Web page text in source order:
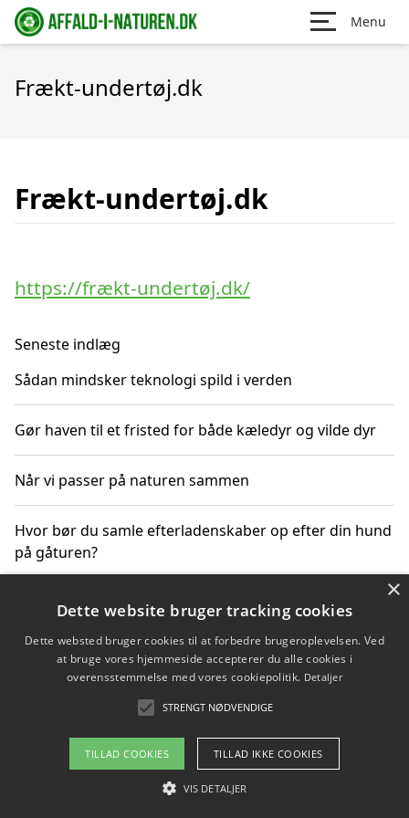
Menu
Frækt-undertøj.dk
Frækt-undertøj.dk
https://frækt-undertøj.dk/
Seneste indlæg
Sådan mindsker teknologi spild i verden
Gør haven til et fristed for både kæledyr og vilde dyr
Når vi passer på naturen sammen
Hvor bør du samle efterladenskaber op efter din hund
på gåturen?
Sådan rydder du effektivt op efter et stort event
Copyright 2026 - Pilanto Aps
Om / kontakt
Blog Betingelser
×
Dette website bruger tracking cookies
Dette websted bruger cookies til at forbedre brugeroplevelsen. Ved
at bruge vores hjemmeside accepterer du alle cookies i
overensstemmelse med vores cookiepolitik. Detaljer
STRENGT NØDVENDIGE
TILLAD COOKIES TILLAD IKKE COOKIES
VIS DETALJER